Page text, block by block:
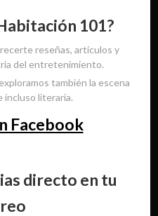
101?
reseñas, artículos y
del entretenimiento.
también la escena
incluso literaria.
Facebook
directo en tu